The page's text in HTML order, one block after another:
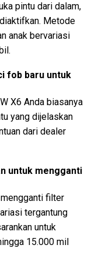
pintu dari dalam,
Metode
anak bervariasi
fob baru untuk
X6 Anda biasanya
yang dijelaskan
dari dealer
untuk mengganti
filter
tergantung
untuk
15.000 mil